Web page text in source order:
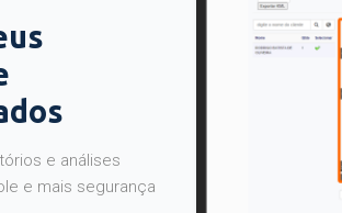
e análises
e mais segurança